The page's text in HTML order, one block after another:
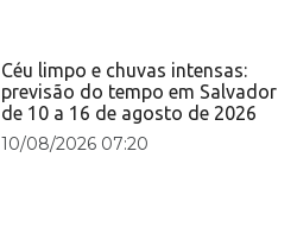
Céu limpo e chuvas intensas:
previsão do tempo em Salvador
de 10 a 16 de agosto de 2026
10/08/2026 07:20